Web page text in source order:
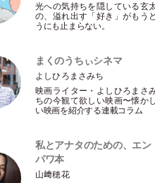
光への気持ちを隠している玄
の、溢れ出す 「好き 」がもう
うにも止まらない。
まくのうちぃシネマ
よしひろまさみち
映画ライター ・ よしひろまさ
ちの今観て欲しい映画〜懐かし
い映画を紹介する連載コラム
私とアナタのための、エン
パワ本
山﨑穂花